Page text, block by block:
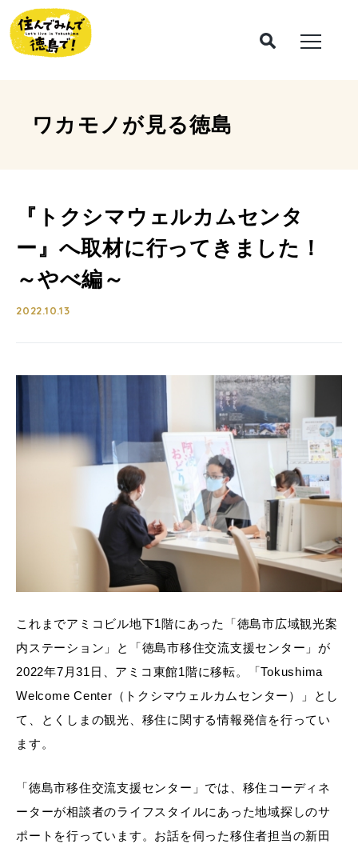
ワカモノが見る徳島
『トクシマウェルカムセンタ
ー』へ取材に行ってきました！
～やべ編～
2022.10.13
これまでアミコビル地下1階にあった「徳島市広域観光案
内ステーション」と「徳島市移住交流支援センター」が
2022年7月31日、アミコ東館1階に移転。「Tokushima
Welcome Center（トクシマウェルカムセンター）」とし
て、とくしまの観光、移住に関する情報発信を行ってい
ます。
「徳島市移住交流支援センター」では、移住コーディネ
ーターが相談者のライフスタイルにあった地域探しのサ
ポートを行っています。お話を伺った移住者担当の新田